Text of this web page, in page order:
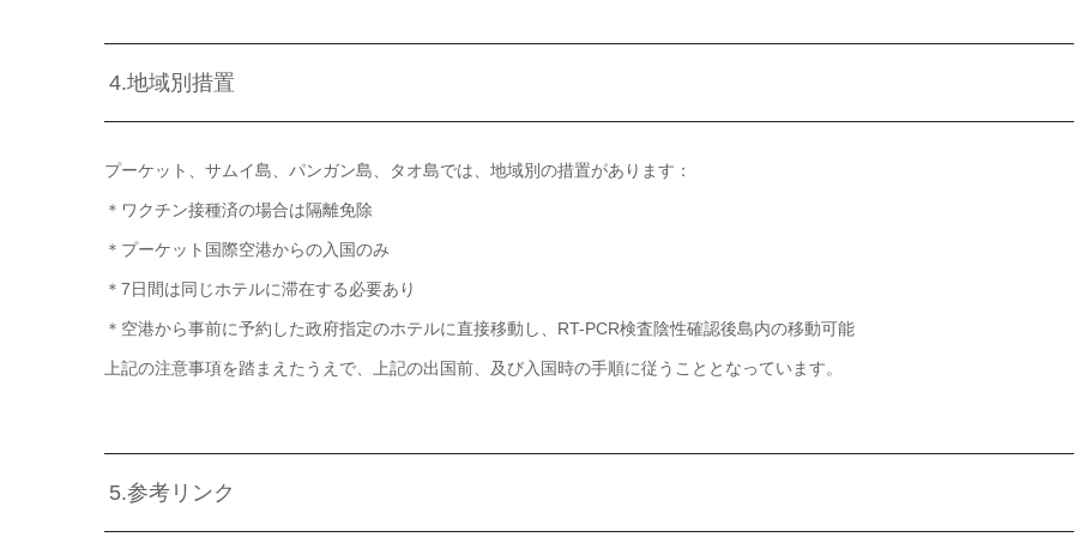
4.地域別措置
プーケット、サムイ島、パンガン島、タオ島では、地域別の措置があります：
＊ワクチン接種済の場合は隔離免除
＊プーケット国際空港からの入国のみ
＊7日間は同じホテルに滞在する必要あり
＊空港から事前に予約した政府指定のホテルに直接移動し、RT-PCR検査陰性確認後島内の移動可能
上記の注意事項を踏まえたうえで、上記の出国前、及び入国時の手順に従うこととなっています。
5.参考リンク